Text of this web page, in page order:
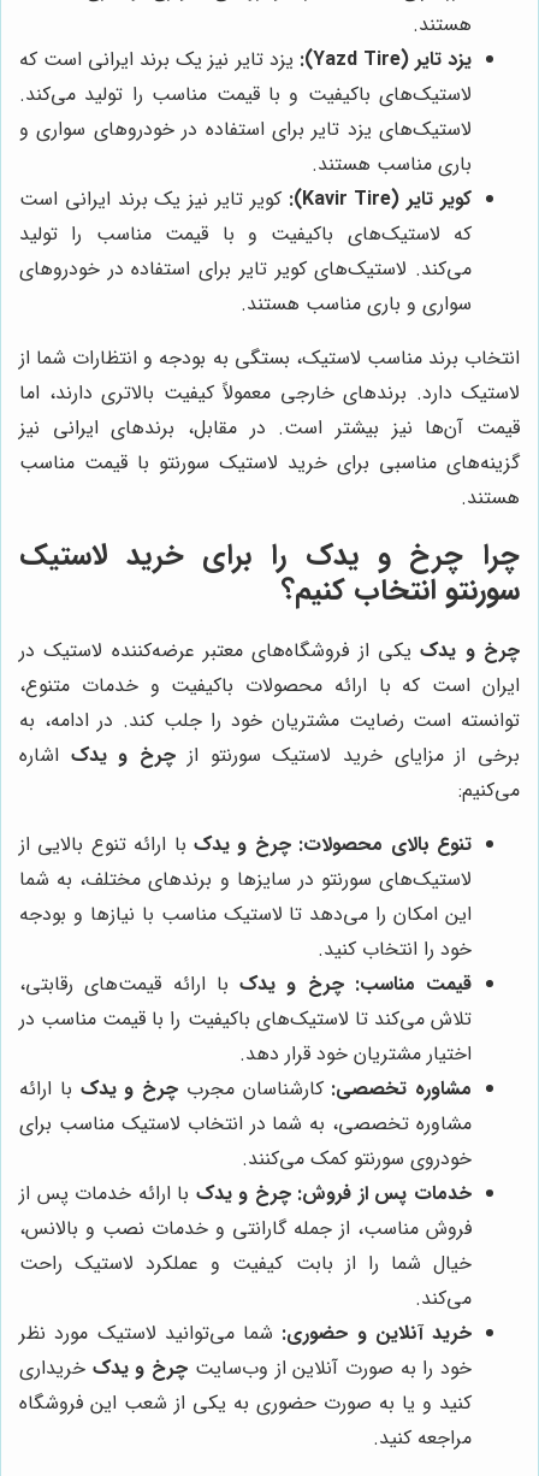
هستند.
یزد تایر (Yazd Tire):
یزد تایر نیز یک برند ایرانی است که
لاستیک‌های باکیفیت و با قیمت مناسب را تولید می‌کند.
لاستیک‌های یزد تایر برای استفاده در خودروهای سواری و
باری مناسب هستند.
کویر تایر (Kavir Tire):
کویر تایر نیز یک برند ایرانی است
که لاستیک‌های باکیفیت و با قیمت مناسب را تولید
می‌کند. لاستیک‌های کویر تایر برای استفاده در خودروهای
سواری و باری مناسب هستند.
انتخاب برند مناسب لاستیک، بستگی به بودجه و انتظارات شما از
لاستیک دارد. برندهای خارجی معمولاً کیفیت بالاتری دارند، اما
قیمت آن‌ها نیز بیشتر است. در مقابل، برندهای ایرانی نیز
گزینه‌های مناسبی برای خرید لاستیک سورنتو با قیمت مناسب
هستند.
چرا چرخ و یدک را برای خرید لاستیک
سورنتو انتخاب کنیم؟
چرخ و یدکیکی از فروشگاه‌های معتبر عرضه‌کننده لاستیک در
ایران است که با ارائه محصولات باکیفیت و خدمات متنوع،
توانسته است رضایت مشتریان خود را جلب کند. در ادامه، به
برخی از مزایای خرید لاستیک سورنتو از چرخ و یدک اشاره
می‌کنیم:
تنوع بالای محصولات: چرخ و یدک با ارائه تنوع بالایی از
لاستیک‌های سورنتو در سایزها و برندهای مختلف، به شما
این امکان را می‌دهد تا لاستیک مناسب با نیازها و بودجه
خود را انتخاب کنید.
قیمت مناسب: چرخ و یدک با ارائه قیمت‌های رقابتی،
تلاش می‌کند تا لاستیک‌های باکیفیت را با قیمت مناسب در
اختیار مشتریان خود قرار دهد.
مشاوره تخصصی: کارشناسان مجرب چرخ و یدک با ارائه
مشاوره تخصصی، به شما در انتخاب لاستیک مناسب برای
خودروی سورنتو کمک می‌کنند.
خدمات پس از فروش: چرخ و یدک با ارائه خدمات پس از
فروش مناسب، از جمله گارانتی و خدمات نصب و بالانس،
خیال شما را از بابت کیفیت و عملکرد لاستیک راحت
می‌کند.
خرید آنلاین و حضوری: شما می‌توانید لاستیک مورد نظر
خود را به صورت آنلاین از وب‌سایت چرخ و یدک خریداری
کنید و یا به صورت حضوری به یکی از شعب این فروشگاه
مراجعه کنید.